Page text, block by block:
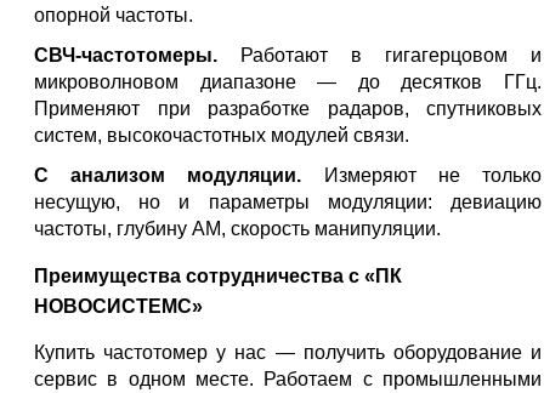
опорной частоты.
СВЧ-частотомеры. Работают в гигагерцовом и
микроволновом диапазоне — до десятков ГГц.
Применяют при разработке радаров, спутниковых
систем, высокочастотных модулей связи.
С анализом модуляции. Измеряют не только
несущую, но и параметры модуляции: девиацию
частоты, глубину АМ, скорость манипуляции.
Преимущества сотрудничества с «ПК
НОВОСИСТЕМС»
Купить частотомер у нас — получить оборудование и
сервис в одном месте. Работаем с промышленными